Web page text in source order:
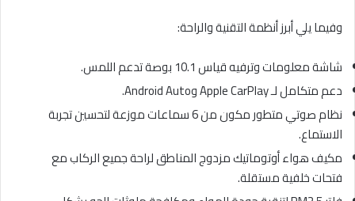
وفيما يلي أبرز أنظمة التقنية والراحة:
شاشة معلومات وترفيه قياس 10.1 بوصة تدعم اللمس.
دعم متكامل لـ Apple CarPlay وAndroid Auto.
نظام صوتي متطور مكون من 6 سماعات موزعة لتحسين تجربة
الاستماع.
مكيف هواء أوتوماتيك مزدوج المناطق لراحة جميع الركاب مع
فتحات خلفية مستقلة.